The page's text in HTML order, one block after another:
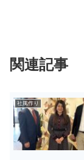
関連記事
社風作り